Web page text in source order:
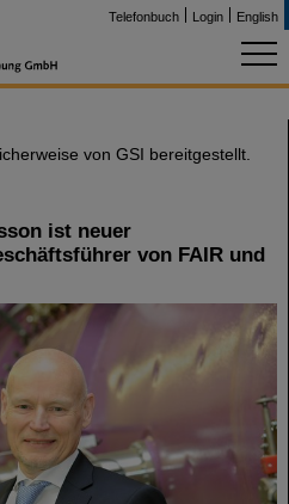
Telefonbuch Login English
von GSI bereitgestellt.
ist neuer
von FAIR und